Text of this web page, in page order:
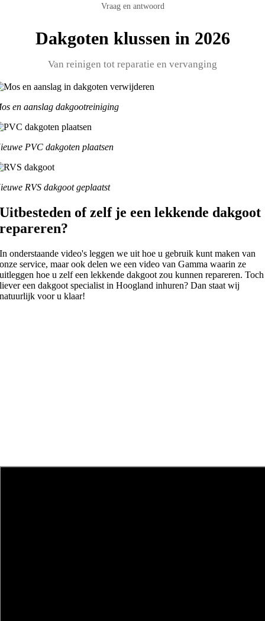
Vraag en antwoord
Dakgoten klussen in 2026
Van reinigen tot reparatie en vervanging
en aanslag dakgootreiniging
PVC dakgoten plaatsen
RVS dakgoot geplaatst
Uitbesteden of zelf je een lekkende dakgoot
repareren?
In onderstaande video's leggen we uit hoe u gebruik kunt maken van
onze service, maar ook delen we een video van Gamma waarin ze
uitleggen hoe u zelf een lekkende dakgoot zou kunnen repareren. Toch
liever een dakgoot specialist in Hoogland inhuren? Dan staat wij
natuurlijk voor u klaar!